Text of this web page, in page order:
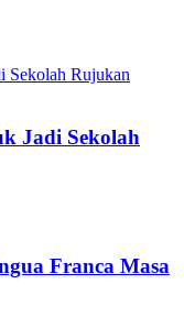
Jadi Sekolah
Franca Masa